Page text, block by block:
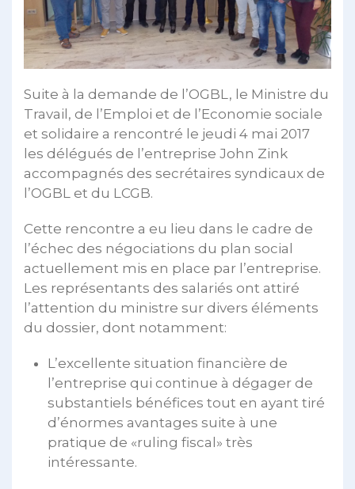
Suite à la demande de l’OGBL, le Ministre du
Travail, de l’Emploi et de l’Economie sociale
et solidaire a rencontré le jeudi 4 mai 2017
les délégués de l’entreprise John Zink
accompagnés des secrétaires syndicaux de
l’OGBL et du LCGB.
Cette rencontre a eu lieu dans le cadre de
l’échec des négociations du plan social
actuellement mis en place par l’entreprise.
Les représentants des salariés ont attiré
l’attention du ministre sur divers éléments
du dossier, dont notamment:
L’excellente situation financière de
l’entreprise qui continue à dégager de
substantiels bénéfices tout en ayant tiré
d’énormes avantages suite à une
pratique de «ruling fiscal» très
intéressante.